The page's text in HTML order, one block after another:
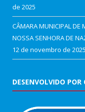
de 2025
CÂMARA MUNICIPAL DE
NOSSA SENHORA DE
12 de novembro de 2025
DESENVOLVIDO POR